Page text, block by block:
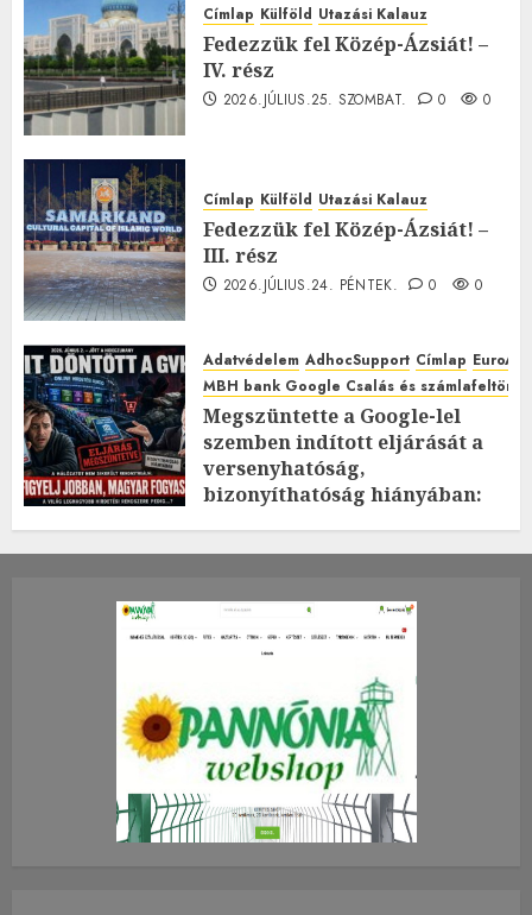
Címlap Külföld Utazási Kalauz
Fedezzük fel Közép-Ázsiát! –
IV. rész
2026.JÚLIUS.25. SZOMBAT. 0 0
Címlap Külföld Utazási Kalauz
Fedezzük fel Közép-Ázsiát! –
III. rész
2026.JÚLIUS.24. PÉNTEK. 0 0
Adatvédelem AdhocSupport Címlap
MBH bank Google Csalás és
Megszüntette a Google-lel
szemben indított eljárását a
versenyhatóság,
bizonyíthatóság hiányában:
2026.JÚLIUS.23. CSÜTÖRTÖK.
0